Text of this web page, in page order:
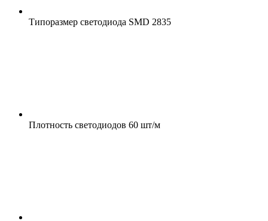
Типоразмер светодиода SMD 2835
Плотность светодиодов 60 шт/м